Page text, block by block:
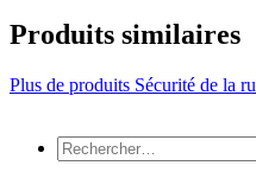
Produits similaires
Plus de produits Sécurité de la
Rechercher :